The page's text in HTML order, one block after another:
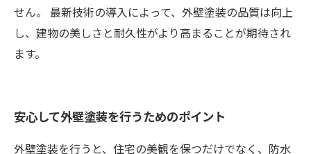
せん。 最新技術の導入によって、外壁塗装の品質は向上
し、建物の美しさと耐久性がより高まることが期待され
ます。
安心して外壁塗装を行うためのポイント
外壁塗装を行うと、住宅の美観を保つだけでなく、防水